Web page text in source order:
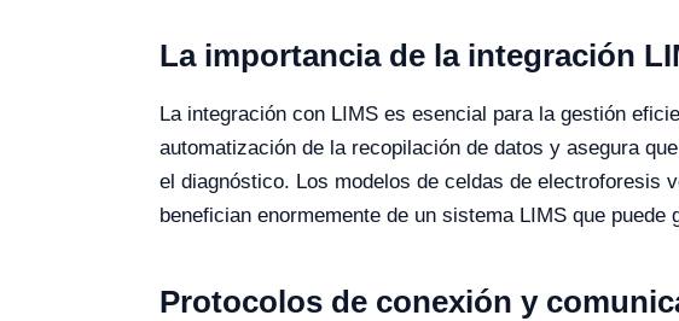
La importancia de la integración
La integración con LIMS es esencial para la gestión
automatización de la recopilación de datos y asegura
el diagnóstico. Los modelos de celdas de electroforesis
benefician enormemente de un sistema LIMS que
Protocolos de conexión y